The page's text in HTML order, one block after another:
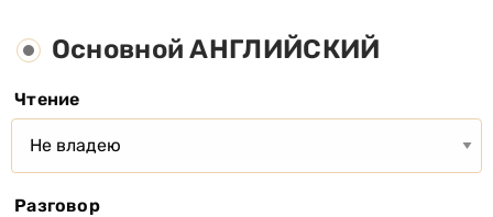
Основной АНГЛИЙСКИЙ
Чтение
Разговор